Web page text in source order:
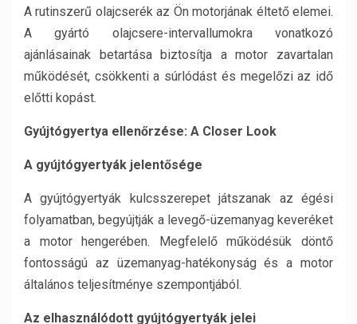
A rutinszerű olajcserék az Ön motorjának éltető elemei.
A gyártó olajcsere-intervallumokra vonatkozó
ajánlásainak betartása biztosítja a motor zavartalan
működését, csökkenti a súrlódást és megelőzi az idő
előtti kopást.
Gyújtógyertya ellenőrzése: A Closer Look
A gyújtógyertyák jelentősége
A gyújtógyertyák kulcsszerepet játszanak az égési
folyamatban, begyújtják a levegő-üzemanyag keveréket
a motor hengerében. Megfelelő működésük döntő
fontosságú az üzemanyag-hatékonyság és a motor
általános teljesítménye szempontjából.
Az elhasználódott gyújtógyertyák jelei